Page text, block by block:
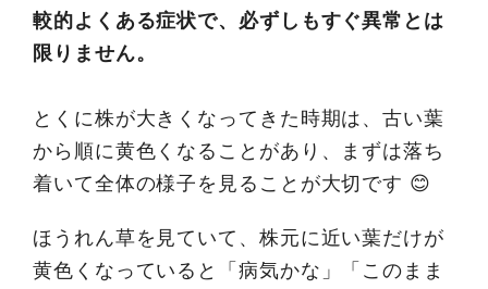
較的よくある症状で、必ずしもすぐ異常とは
限りません。
とくに株が大きくなってきた時期は、古い葉
から順に黄色くなることがあり、まずは落ち
着いて全体の様子を見ることが大切です 😊
ほうれん草を見ていて、株元に近い葉だけが
黄色くなっていると「病気かな」「このまま